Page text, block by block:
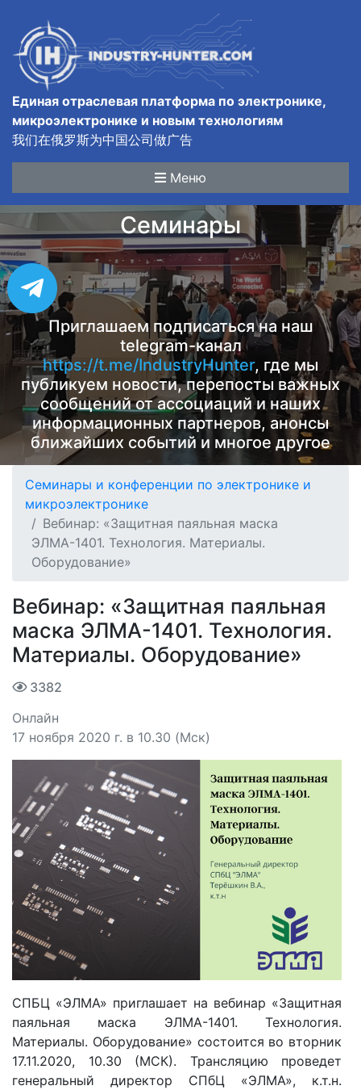
Единая отраслевая платформа по электронике,
микроэлектронике и новым технологиям
我们在俄罗斯为中国公司做广告
Меню
Семинары
Приглашаем подписаться на наш
telegram-канал
https://t.me/IndustryHunter, где мы
публикуем новости, перепосты важных
сообщений от ассоциаций и наших
информационных партнеров, анонсы
ближайших событий и многое другое
Семинары и конференции по электронике и
микроэлектронике
Вебинар: «Защитная паяльная маска
ЭЛМА-1401. Технология. Материалы.
Оборудование»
Вебинар: «Защитная паяльная
маска ЭЛМА-1401. Технология.
Материалы. Оборудование»
3382
Онлайн
17 ноября 2020 г. в 10.30 (Мск)
СПБЦ «ЭЛМА» приглашает на вебинар «Защитная
паяльная маска ЭЛМА-1401. Технология.
Материалы. Оборудование» состоится во вторник
17.11.2020, 10.30 (МСК). Трансляцию проведет
генеральный директор СПбЦ «ЭЛМА», к.т.н.